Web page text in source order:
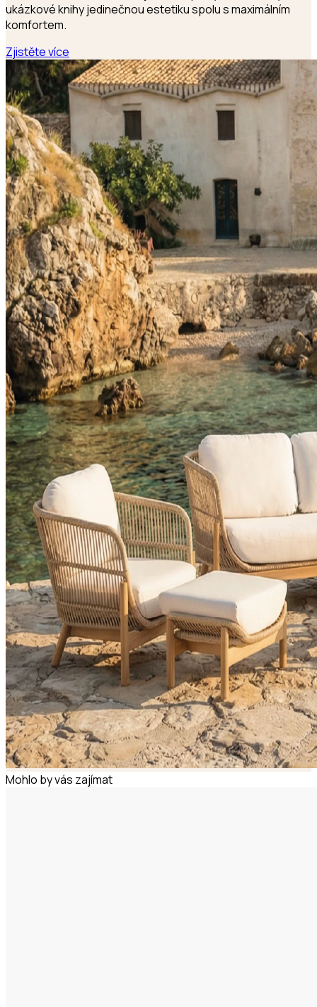
ukázkové knihy jedinečnou estetiku spolu s maximálním
komfortem.
Zjistěte více
Mohlo by vás zajímat